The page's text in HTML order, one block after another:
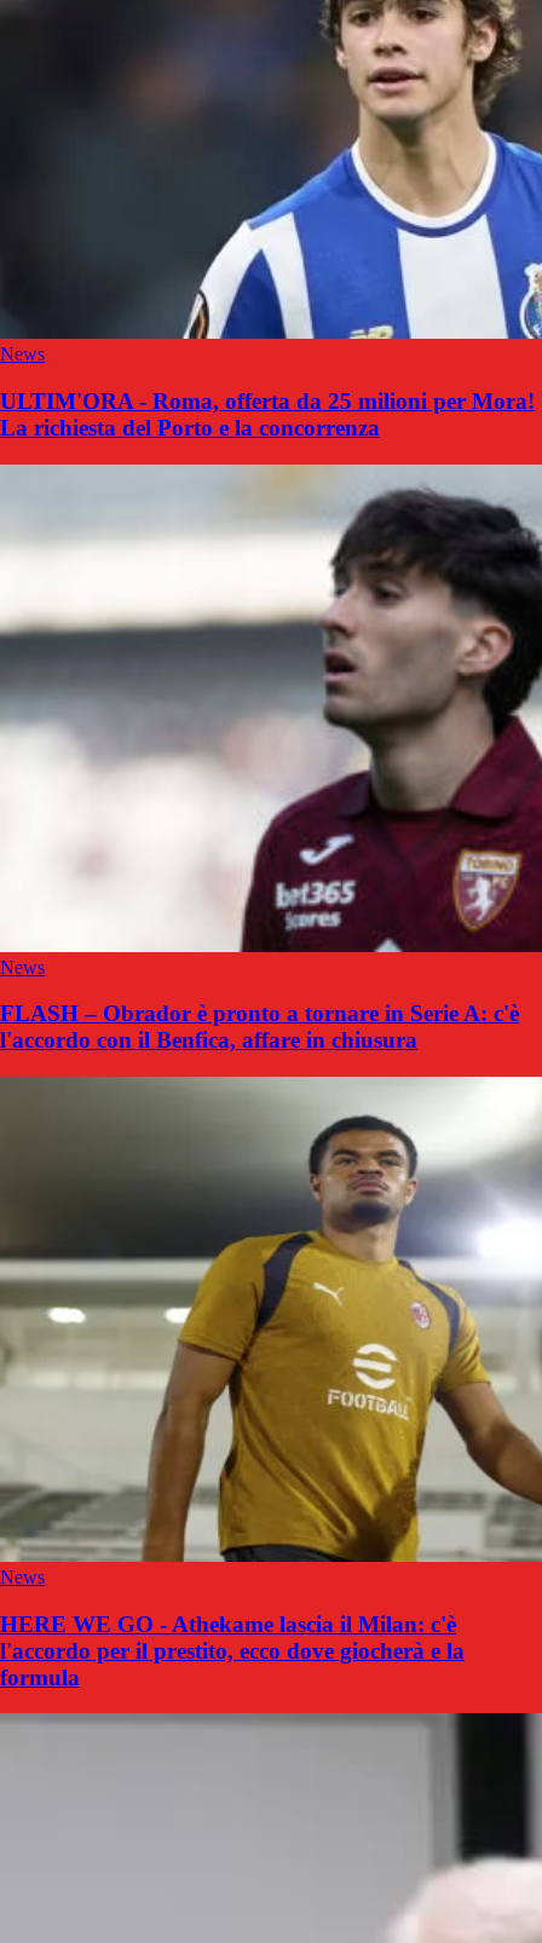
News
ULTIM'ORA - Roma, offerta da 25 milioni per Mora!
La richiesta del Porto e la concorrenza
News
FLASH – Obrador è pronto a tornare in Serie A: c'è
l'accordo con il Benfica, affare in chiusura
News
HERE WE GO - Athekame lascia il Milan: c'è
l'accordo per il prestito, ecco dove giocherà e la
formula